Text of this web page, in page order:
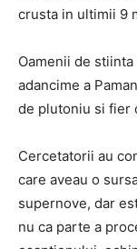
crusta in ultimii 9
Oamenii de
adancime a
de plutoniu si fier
Cercetatorii au
care aveau o
supernove, dar
nu ca parte a